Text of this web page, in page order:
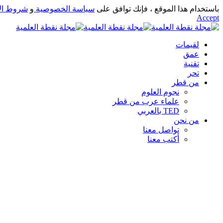
باستخدام هذا الموقع ، فإنك توافق على سياسة الخصوصية و شروط
Accept
لقيمات
عمق
تقنية
تحر
من قطر
نجوم العلوم
علماء عرب من قطر
TED بالعربي
من نحن
تواصل معنا
أكتب معنا